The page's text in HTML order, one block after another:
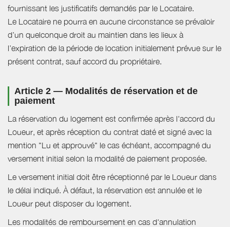
fournissant les justificatifs demandés par le Locataire.
Le Locataire ne pourra en aucune circonstance se prévaloir
d’un quelconque droit au maintien dans les lieux à
l’expiration de la période de location initialement prévue sur le
présent contrat, sauf accord du propriétaire.
Article 2 — Modalités de réservation et de
paiement
La réservation du logement est confirmée après l'accord du
Loueur, et après réception du contrat daté et signé avec la
mention "Lu et approuvé" le cas échéant, accompagné du
versement initial selon la modalité de paiement proposée.
Le versement initial doit être réceptionné par le Loueur dans
le délai indiqué. À défaut, la réservation est annulée et le
Loueur peut disposer du logement.
Les modalités de remboursement en cas d'annulation